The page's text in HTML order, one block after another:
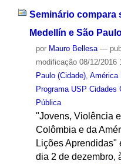
Seminário compara
Medellín e São
por Mauro Bellesa —
modificação08/12/2016
Paulo (Cidade), América
Programa USP Cidades
Pública
"Jovens, Violência
Colômbia e da
Lições Aprendidas"
dia 2 de dezembro,